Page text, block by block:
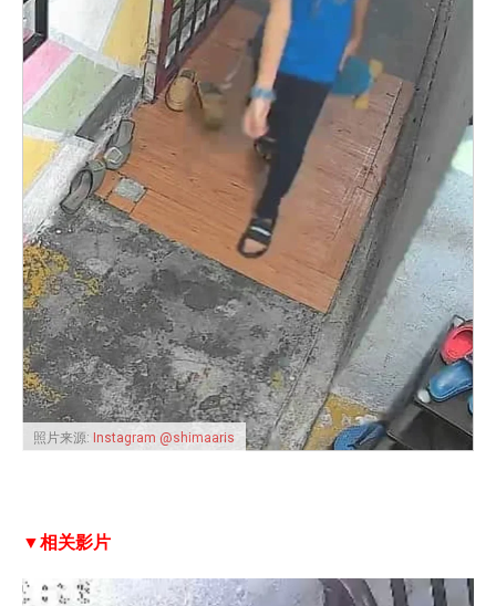
照片来源: Instagram @shimaaris
▼相关影片
V